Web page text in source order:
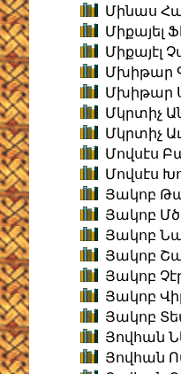
Մինաս
Միքայել
Միքայէլ
Մխիթար
Մխիթար
Մկրտիչ
Մկրտիչ
Մովսէս
Մովսէս
Յակոբ
Յակոբ
Յակոբ
Յակոբ
Յակոբ
Յակոբ
Յակոբ
Յովհան
Յովհան